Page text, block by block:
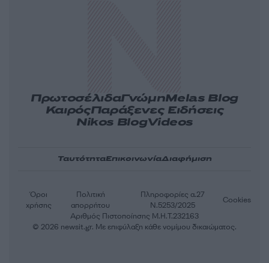
ΠρωτοσέλιδαΓνώμηMelas Blog
ΚαιρόςΠαράξενες Ειδήσεις
Nikos BlogVideos
ΤαυτότηταΕπικοινωνίαΔιαφήμιση
Αριθμός Πιστοποίησης Μ.Η.Τ.232163
Όροι
χρήσης
Πολιτική
απορρήτου
Πληροφορίες α.27
Ν.5253/2025
Cookies
© 2026 newsit.gr. Με επιφύλαξη κάθε νομίμου δικαιώματος.